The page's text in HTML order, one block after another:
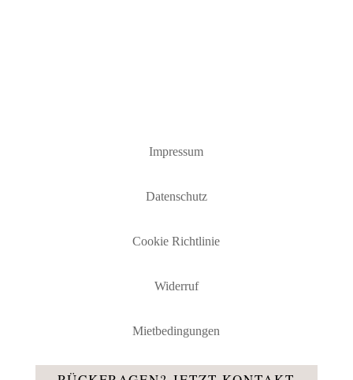
Impressum
Datenschutz
Cookie Richtlinie
Widerruf
Mietbedingungen